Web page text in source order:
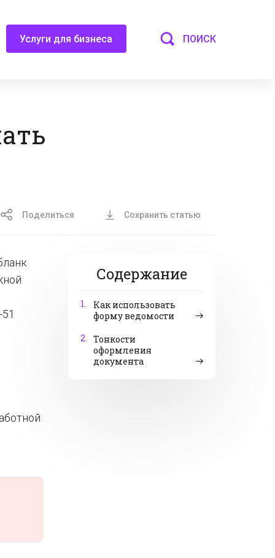
Услуги для бизнеса ПОИСК
Поделиться Сохранить статью
Содержание
1.
Как использовать
форму ведомости
2. Тонкости
оформления
документа